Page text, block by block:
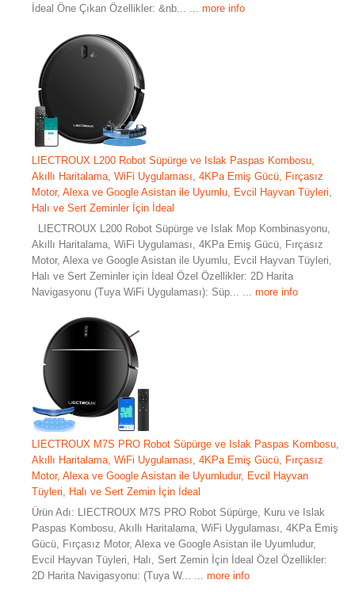
İdeal Öne Çıkan Özellikler: &nb...
... more info
LIECTROUX L200 Robot Süpürge ve Islak Paspas Kombosu,
Akıllı Haritalama, WiFi Uygulaması, 4KPa Emiş Gücü, Fırçasız
Motor, Alexa ve Google Asistan ile Uyumlu, Evcil Hayvan Tüyleri,
Halı ve Sert Zeminler İçin İdeal
LIECTROUX L200 Robot Süpürge ve Islak Mop Kombinasyonu,
Akıllı Haritalama, WiFi Uygulaması, 4KPa Emiş Gücü, Fırçasız
Motor, Alexa ve Google Asistan ile Uyumlu, Evcil Hayvan Tüyleri,
Halı ve Sert Zeminler için İdeal Özel Özellikler: 2D Harita
Navigasyonu (Tuya WiFi Uygulaması): Süp...
... more info
LIECTROUX M7S PRO Robot Süpürge ve Islak Paspas Kombosu,
Akıllı Haritalama, WiFi Uygulaması, 4KPa Emiş Gücü, Fırçasız
Motor, Alexa ve Google Asistan ile Uyumludur, Evcil Hayvan
Tüyleri, Halı ve Sert Zemin İçin İdeal
Ürün Adı: LIECTROUX M7S PRO Robot Süpürge, Kuru ve Islak
Paspas Kombosu, Akıllı Haritalama, WiFi Uygulaması, 4KPa Emiş
Gücü, Fırçasız Motor, Alexa ve Google Asistan ile Uyumludur,
Evcil Hayvan Tüyleri, Halı, Sert Zemin İçin İdeal Özel Özellikler:
2D Harita Navigasyonu: (Tuya W...
... more info